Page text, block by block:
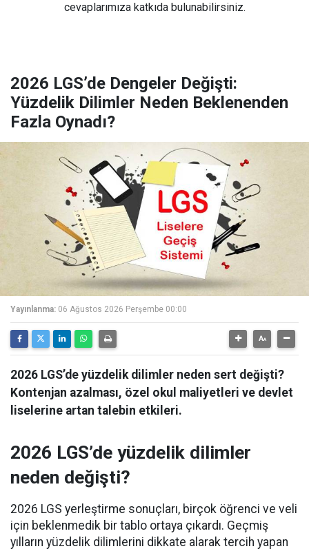
cevaplarımıza katkıda bulunabilirsiniz.
2026 LGS’de Dengeler Değişti:
Yüzdelik Dilimler Neden Beklenenden
Fazla Oynadı?
Yayınlanma: 06 Ağustos 2026 Perşembe 00:00
2026 LGS’de yüzdelik dilimler neden sert değişti?
Kontenjan azalması, özel okul maliyetleri ve devlet
liselerine artan talebin etkileri.
2026 LGS’de yüzdelik dilimler
neden değişti?
2026 LGS yerleştirme sonuçları, birçok öğrenci ve veli
için beklenmedik bir tablo ortaya çıkardı. Geçmiş
yılların yüzdelik dilimlerini dikkate alarak tercih yapan